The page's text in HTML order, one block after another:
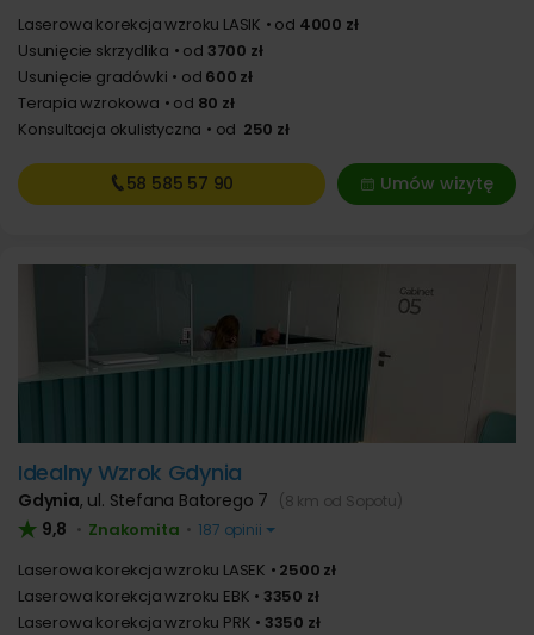
Laserowa korekcja wzroku LASIK od 4000 zł
Usunięcie skrzydlika
od 3700 zł
Usunięcie gradówki
od 600 zł
Terapia wzrokowa
od 80 zł
Konsultacja okulistyczna
od 250 zł
Umów wizytę
58 585 57 90
Idealny Wzrok Gdynia
Gdynia, ul. Stefana Batorego 7 (8 km od Sopotu)
9,8 • Znakomita • 187 opinii
Laserowa korekcja wzroku LASEK
2500 zł
Laserowa korekcja wzroku EBK
3350 zł
Laserowa korekcja wzroku PRK
3350 zł